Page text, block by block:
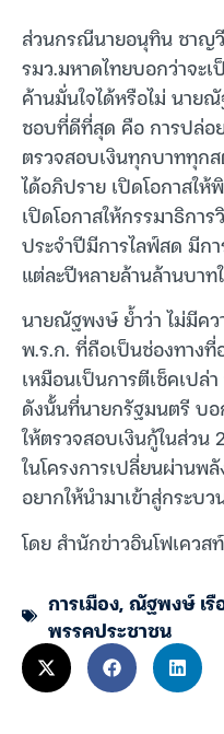
ส่วนกรณีนายอนุทิน ชาญ
รมว.มหาดไทยบอกว่าจะ
ค้านมั่นใจได้หรือไม่ นาย
ชอบที่ดีที่สุด คือ การปล่อ
ตรวจสอบเงินทุกบาททุกส
ได้อภิปราย เปิดโอกาสใ
เปิดโอกาสให้กรรมาธิก
ประจำปีมีการไลฟ์สด มีก
แต่ละปีหลายล้านล้านบา
นายณัฐพงษ์ ย้ำว่า ไม่มีค
พ.ร.ก. ที่ถือเป็นช่องทางที่
เหมือนเป็นการตีเช็คเปล่
ดังนั้นที่นายกรัฐมนตรี บ
ให้ตรวจสอบเงินกู้ในส่วน
ในโครงการเปลี่ยนผ่านพ
อยากให้นำมาเข้าสู่กระ
โดย สำนักข่าวอินโฟเคว
การเมือง,ณัฐพงษ์ เ
พรรคประชาชน